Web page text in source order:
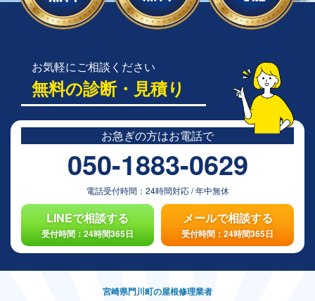
お気軽にご相談ください
無料の診断・見積り
お急ぎの方はお電話で
050-1883-0629
電話受付時間： 24時間対応/年中無休
LINEで相談する
受付時間：24時間365日
メールで相談する
受付時間：24時間365日
宮崎県門川町の屋根修理業者